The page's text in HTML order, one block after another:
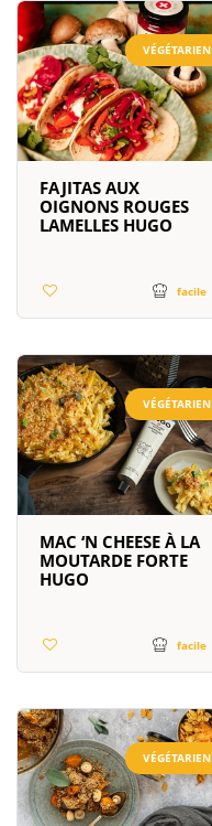
VÉGÉTARIEN
FAJITAS AUX
OIGNONS ROUGES
LAMELLES HUGO
facile
VÉGÉTARIEN
MAC ‘N CHEESE À LA
MOUTARDE FORTE
HUGO
facile
VÉGÉTARIEN